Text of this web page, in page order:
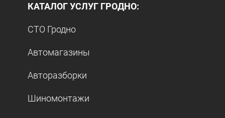
КАТАЛОГ УСЛУГ ГРОДНО:
СТО Гродно
Автомагазины
Авторазборки
Шиномонтажи